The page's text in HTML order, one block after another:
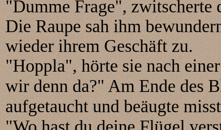
"Dumme Frage", zwitscherte
Die Raupe sah ihm
wieder ihrem Geschäft zu.
"Hoppla", hörte sie nach
wir denn da?" Am Ende des
aufgetaucht und beäugte